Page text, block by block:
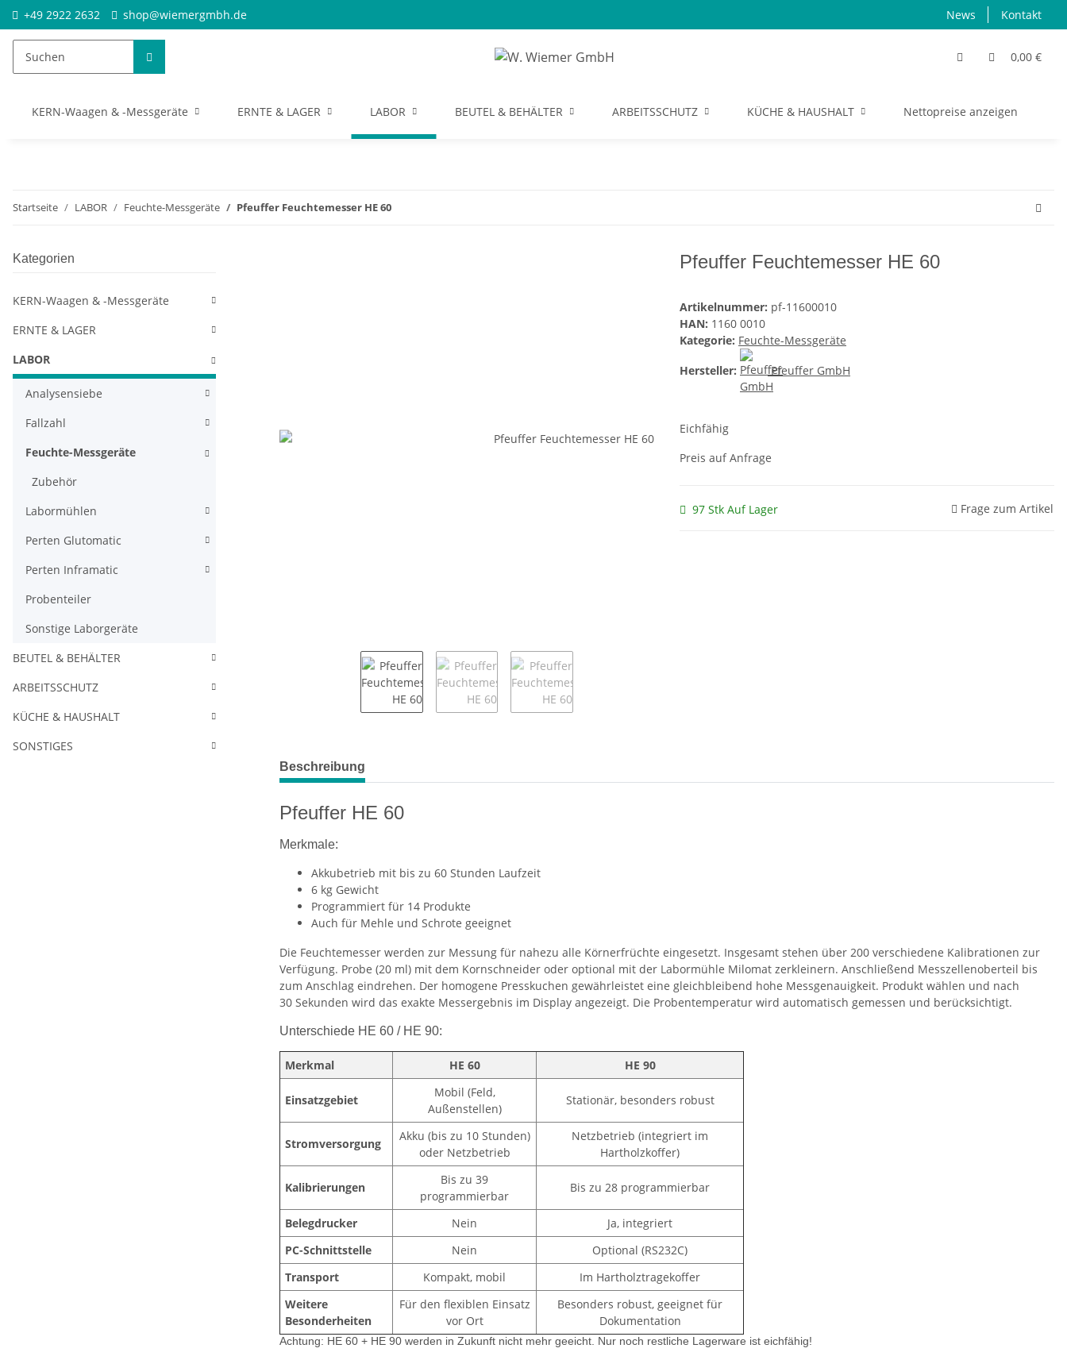
+49 2922 2632 shop@wiemergmbh.de News Kontakt
0,00 €
KERN-Waagen & -Messgeräte ERNTE & LAGER LABOR BEUTEL & BEHÄLTER ARBEITSSCHUTZ KÜCHE & HAUSHALT Nettopreise anzeigen
Startseite LABOR Feuchte-Messgeräte Pfeuffer Feuchtemesser HE 60
Pfeuffer Feuchtemesser HE 60
Artikelnummer: pf-11600010
HAN: 1160 0010
Kategorie: Feuchte-Messgeräte
Hersteller:
Pfeuffer GmbH
Eichfähig
Preis auf Anfrage
97 Stk Auf Lager Frage zum Artikel
Beschreibung
Pfeuffer HE 60
Merkmale:
Akkubetrieb mit bis zu 60 Stunden Laufzeit
6 kg Gewicht
Programmiert für 14 Produkte
Auch für Mehle und Schrote geeignet
Die Feuchtemesser werden zur Messung für nahezu alle Körnerfrüchte eingesetzt. Insgesamt stehen über 200 verschiedene Kalibrationen zur
Verfügung. Probe (20 ml) mit dem Kornschneider oder optional mit der Labormühle Milomat zerkleinern. Anschließend Messzellenoberteil bis
zum Anschlag eindrehen. Der homogene Presskuchen gewährleistet eine gleichbleibend hohe Messgenauigkeit. Produkt wählen und nach
30 Sekunden wird das exakte Messergebnis im Display angezeigt. Die Probentemperatur wird automatisch gemessen und berücksichtigt.
Unterschiede HE 60 / HE 90:
Merkmal HE 60 HE 90
Einsatzgebiet
Mobil (Feld,
Außenstellen)
Stationär, besonders robust
Stromversorgung
Akku (bis zu 10 Stunden)
oder Netzbetrieb
Netzbetrieb (integriert im
Hartholzkoffer)
Kalibrierungen
Bis zu 39
programmierbar
Bis zu 28 programmierbar
Belegdrucker Nein
Ja, integriert
PC-Schnittstelle
Nein
Optional (RS232C)
Transport
Kompakt, mobil
Im Hartholztragekoffer
Weitere
Besonderheiten
Für den flexiblen Einsatz
vor Ort
Besonders robust, geeignet für
Dokumentation
Achtung: HE 60 + HE 90 werden in Zukunft nicht mehr geeicht. Nur noch restliche Lagerware ist eichfähig!
Kategorien
KERN-Waagen & -Messgeräte
ERNTE & LAGER
LABOR
Analysensiebe
Fallzahl
Feuchte-Messgeräte
Zubehör
Labormühlen
Perten Glutomatic
Perten Inframatic
Probenteiler
Sonstige Laborgeräte
BEUTEL & BEHÄLTER
ARBEITSSCHUTZ
KÜCHE & HAUSHALT
SONSTIGES